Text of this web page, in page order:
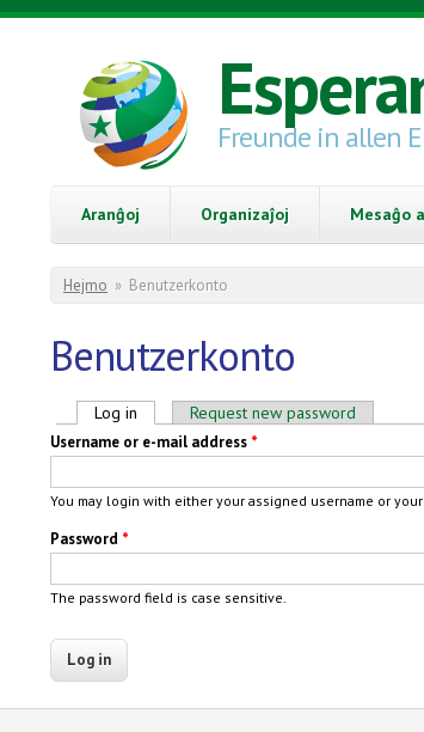
Skip to main content
Freunde in allen
Aranĝoj Organizaĵoj Mesaĝo
You are here
Hejmo » Benutzerkonto
Benutzerkonto
Primary tabs
Log in (active tab)Request new password
Username or e-mail address *
You may login with either your assigned username or your
Password *
The password field is case sensitive.